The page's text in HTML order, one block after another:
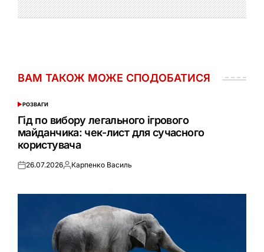
ВАМ ТАКОЖ МОЖЕ СПОДОБАТИСЯ
ОПУБЛІКУВАТИ
У
РОЗВАГИ
Гід по вибору легального ігрового
майданчика: чек-лист для сучасного
користувача
Оприлюднено
26.07.2026Опубліковано
Карпенко Василь